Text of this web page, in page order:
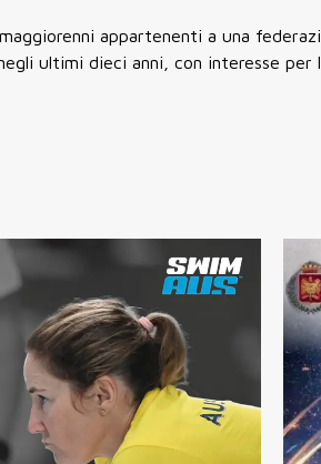
appartenenti a una
ultimi dieci anni, con interesse per